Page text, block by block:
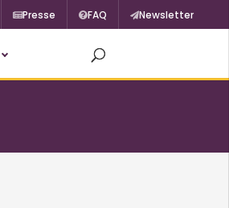
Presse FAQ Newsletter